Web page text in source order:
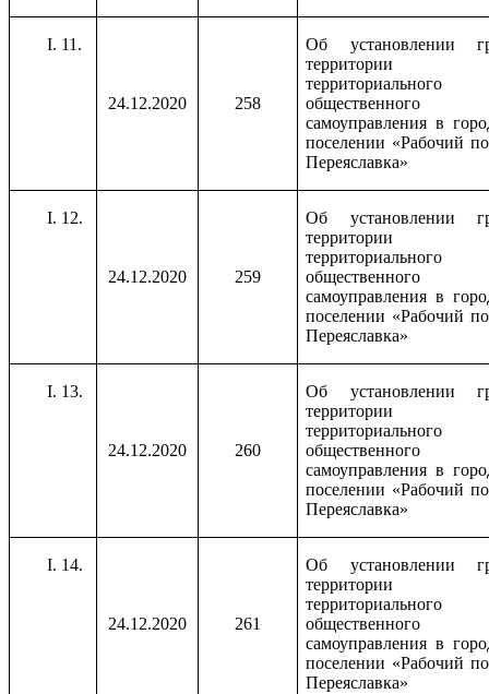
11.
24.12.2020 258
Об установлении
территории
территориального
общественного
самоуправления в
поселении «Рабочий
Переяславка»
12.
24.12.2020 259
Об установлении
территории
территориального
общественного
самоуправления в
поселении «Рабочий
Переяславка»
13.
24.12.2020 260
Об установлении
территории
территориального
общественного
самоуправления в
поселении «Рабочий
Переяславка»
14.
24.12.2020 261
Об установлении
территории
территориального
общественного
самоуправления в
поселении «Рабочий
Переяславка»